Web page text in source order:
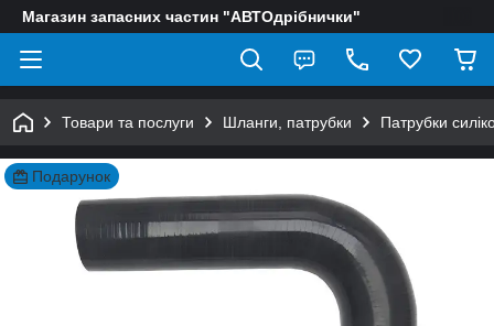
Магазин запасних частин "АВТОдрібнички"
Товари та послуги Шланги, патрубки Патрубки
Подарунок